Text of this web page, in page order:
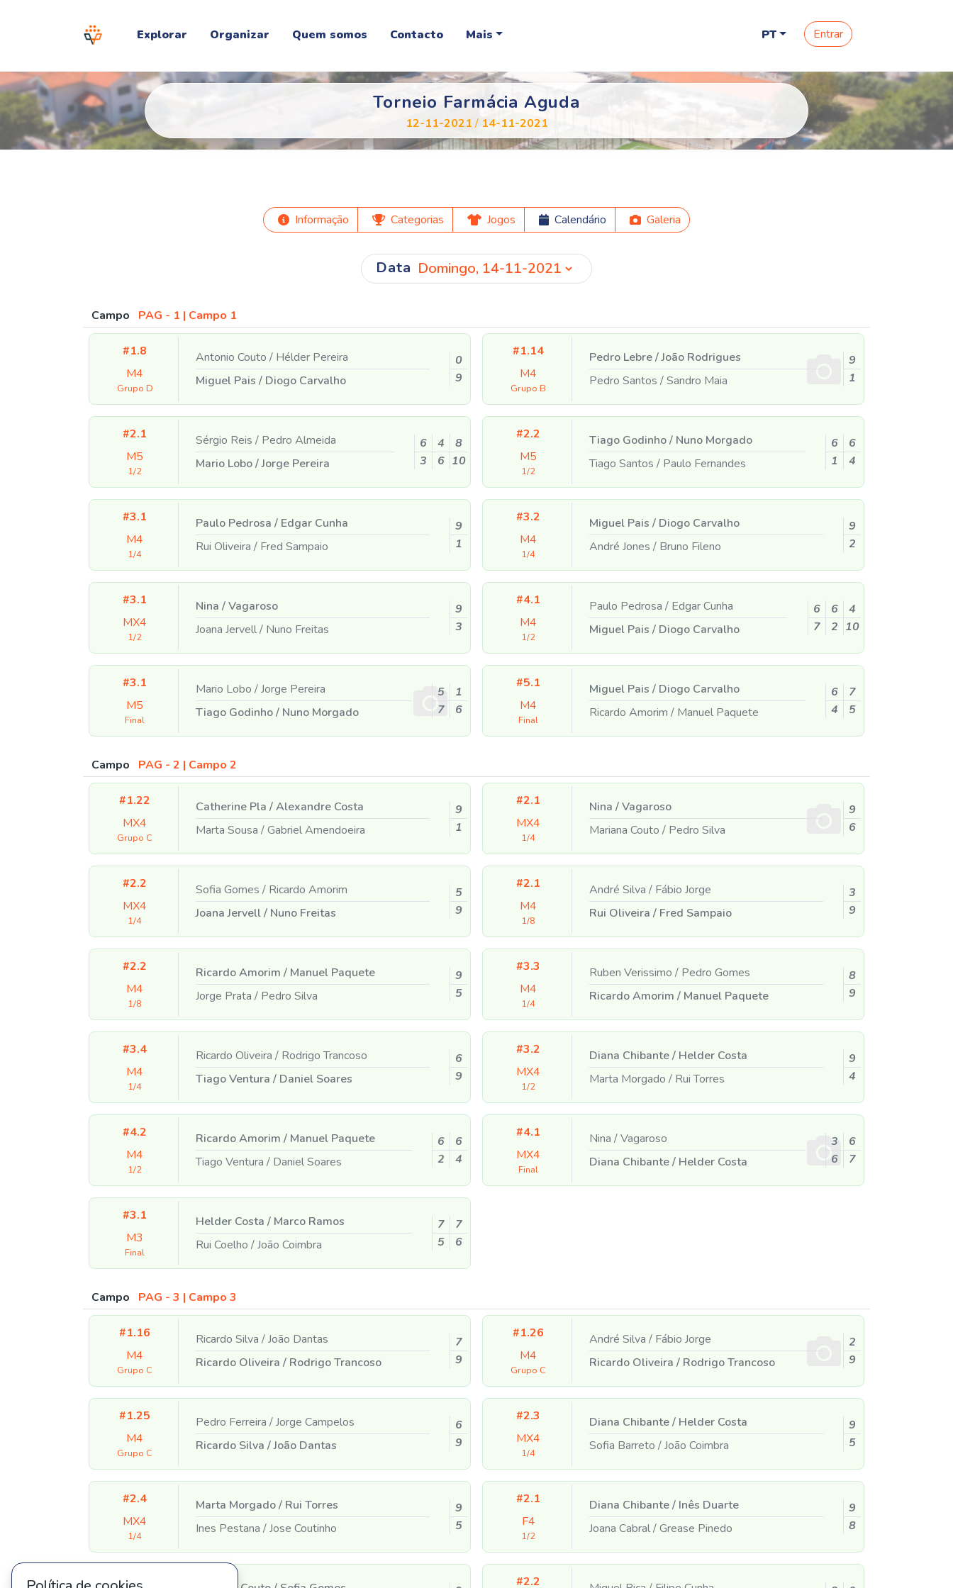
Explorar Organizar Quem somos Contacto Mais PT Entrar
Torneio Farmácia Aguda
12-11-2021/ 14-11-2021
Informação Categorias Jogos Calendário Galeria
Data
Campo PAG - 1 | Campo 1
#1.8
M4
Grupo D
Antonio Couto /Hélder Pereira
Miguel Pais /Diogo Carvalho
0
9
#1.14
M4
Grupo B
Pedro Lebre/João Rodrigues
Pedro Santos /Sandro Maia
9
1
#2.1
M5
1/2
Sérgio Reis /Pedro Almeida
Mario Lobo/Jorge Pereira
6 4
8
3
6 10
#2.2
M5
1/2
Tiago Godinho/Nuno Morgado
Tiago Santos /Paulo Fernandes
6
6
1
4
#3.1
M4
1/4
Paulo Pedrosa /Edgar Cunha
Rui Oliveira /Fred Sampaio
9
1
#3.2
M4
1/4
Miguel Pais /Diogo Carvalho
André Jones /Bruno Fileno
9
2
#3.1
MX4
1/2
Nina /Vagaroso
Joana Jervell/Nuno Freitas
9
3
#4.1
M4
1/2
Paulo Pedrosa /Edgar Cunha
Miguel Pais /Diogo Carvalho
6 6
4
7
2 10
#3.1
M5
Final
Mario Lobo /Jorge Pereira
Tiago Godinho/Nuno Morgado
5
1
7
6
#5.1
M4
Final
Miguel Pais /Diogo Carvalho
Ricardo Amorim /Manuel Paquete
6
7
4
5
Campo PAG - 2 | Campo 2
#1.22
MX4
Grupo C
Catherine Pla /Alexandre Costa
Marta Sousa /Gabriel Amendoeira
9
1
#2.1
MX4
1/4
Nina /Vagaroso
Mariana Couto /Pedro Silva
9
6
#2.2
MX4
1/4
Sofia Gomes /Ricardo Amorim
Joana Jervell/Nuno Freitas
5
9
#2.1
M4
1/8
André Silva /Fábio Jorge
Rui Oliveira /Fred Sampaio
3
9
#2.2
M4
1/8
Ricardo Amorim /Manuel Paquete
Jorge Prata /Pedro Silva
9
5
#3.3
M4
1/4
Ruben Verissimo /Pedro Gomes
Ricardo Amorim /Manuel Paquete
8
9
#3.4
M4
1/4
Ricardo Oliveira /Rodrigo Trancoso
Tiago Ventura /Daniel Soares
6
9
#3.2
MX4
1/2
Diana Chibante/Helder Costa
Marta Morgado /Rui Torres
9
4
#4.2
M4
1/2
Ricardo Amorim /Manuel Paquete
Tiago Ventura /Daniel Soares
6
6
2
4
#4.1
MX4
Final
Nina /Vagaroso
Diana Chibante/Helder Costa
3
6
6
7
#3.1
M3
Final
Helder Costa /Marco Ramos
Rui Coelho /João Coimbra
7
7
5
6
Campo PAG - 3 | Campo 3
#1.16
M4
Grupo C
Ricardo Silva /João Dantas
Ricardo Oliveira /Rodrigo Trancoso
7
9
#1.26
M4
Grupo C
André Silva /Fábio Jorge
Ricardo Oliveira /Rodrigo Trancoso
2
9
#1.25
M4
Grupo C
Pedro Ferreira /Jorge Campelos
Ricardo Silva /João Dantas
6
9
#2.3
MX4
1/4
Diana Chibante/Helder Costa
Sofia Barreto /João Coimbra
9
5
#2.4
MX4
1/4
Marta Morgado/Rui Torres
Ines Pestana /Jose Coutinho
9
5
#2.1
F4
1/2
Diana Chibante/Inês Duarte
Joana Cabral/Grease Pinedo
9
8
#2.2 #2.2